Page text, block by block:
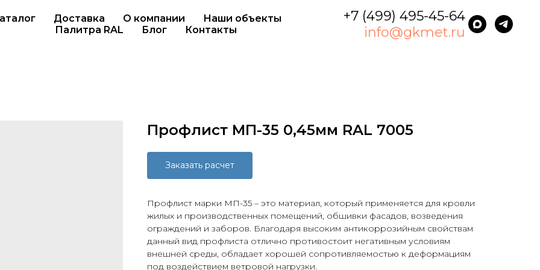
Доставка О компании
Наши объекты
Палитра RAL
Блог Контакты
+7 (499) 495-45-64
info@gkmet.ru
Профлист МП-35 0,45мм RAL 7005
Заказать расчет
Профлист марки МП-35 – это материал, который применяется для кровли
жилых и производственных помещений, обшивки фасадов, возведения
ограждений и заборов. Благодаря высоким антикоррозийным свойствам
данный вид профлиста отлично противостоит негативным условиям
внешней среды, обладает хорошей сопротивляемостью к деформациям
под воздействием ветровой нагрузки.